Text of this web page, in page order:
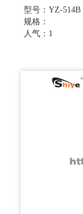
型号：YZ-514B
规格：
人气：1